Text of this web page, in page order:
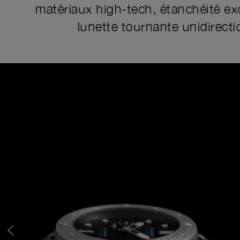
matériaux high-tech, étanchéité
lunette tournante
Image